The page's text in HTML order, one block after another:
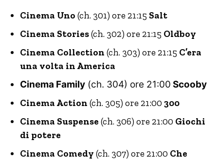
Cinema Uno (ch. 301) ore 21:15 Salt
Cinema Stories(ch. 302) ore 21:15 Oldboy
Cinema Collection (ch. 303) ore 21:15 C’era
una volta in America
Cinema Family (ch. 304) ore 21:00 Scooby
Cinema Action (ch. 305) ore 21:00 300
Cinema Suspense (ch. 306) ore 21:00 Giochi
di potere
Cinema Comedy (ch. 307) ore 21:00 Che